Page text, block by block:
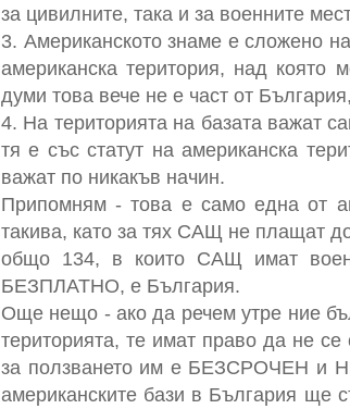
за цивилните, така и за военните
3. Американското знаме е сложено
американска територия, над която
думи това вече не е част от
4. На територията на базата важат
тя е със статут на американска
важат по никакъв начин.
Припомням - това е само една от
такива, като за тях САЩ не плащат
общо 134, в които САЩ имат
БЕЗПЛАТНО, е България.
Още нещо - ако да речем утре ние
територията, те имат право да не
за ползването им е БЕЗСРОЧЕН и
американските бази в България ще